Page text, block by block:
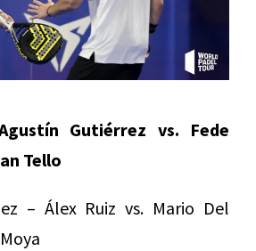
Gutiérrez vs. Fede
Tello
– Álex Ruiz vs. Mario Del